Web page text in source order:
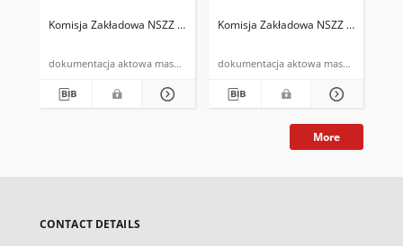
13.V.1981r. przyznano
Komisja Zakładowa NSZZ "Solidarność" w Miedziance k/Kielc
dokumentacja aktowa maszynopis
branżowych z dnia
Komisja Zakładowa NSZZ
dokumentacja aktowa maszynopis
More
CONTACT DETAILS